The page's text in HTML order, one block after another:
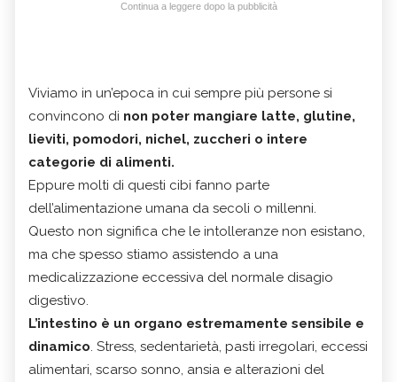
Continua a leggere dopo la pubblicità
Viviamo in un’epoca in cui sempre più persone si
convincono di non poter mangiare latte, glutine,
lieviti, pomodori, nichel, zuccheri o intere
categorie di alimenti.
Eppure molti di questi cibi fanno parte
dell’alimentazione umana da secoli o millenni.
Questo non significa che le intolleranze non esistano,
ma che spesso stiamo assistendo a una
medicalizzazione eccessiva del normale disagio
digestivo.
L’intestino è un organo estremamente sensibile e
dinamico. Stress, sedentarietà, pasti irregolari, eccessi
alimentari, scarso sonno, ansia e alterazioni del